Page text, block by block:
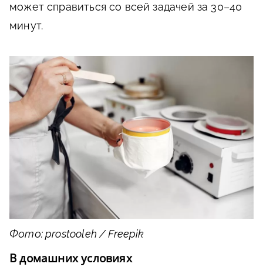
может справиться со всей задачей за 30–40
минут.
Фото: prostooleh / Freepik
В домашних условиях